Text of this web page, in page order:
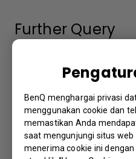
BenQ menghargai privasi
menggunakan cookie dan
memastikan Anda
saat mengunjungi situs
menerima cookie ini dengan
Further Query
Opsi/fungsi apa
oleh DMS Local?
Bagaimana cara
ikatan perangkat dari